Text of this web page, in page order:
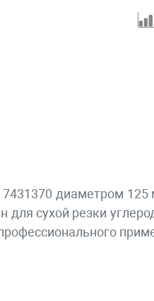
7431370 диаметром
сухой резки